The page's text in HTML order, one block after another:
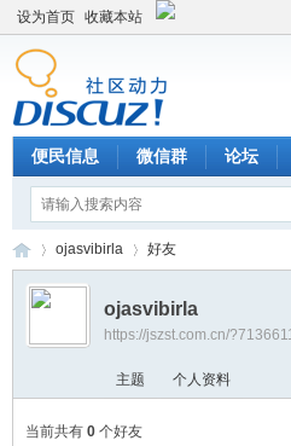
设为首页 收藏本站
便民信息 微信群 论坛
›
ojasvibirla 好友
ojasvibirla
https://jszst.com.cn/
主题 个人资料
当前共有 0个好友